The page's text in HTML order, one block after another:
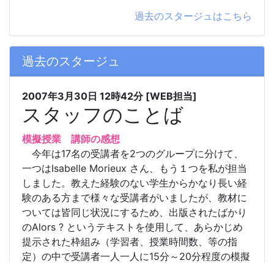
過去のスタージュはこちら
過去のスタージュ
2007年3月30日 12時42分 [WEB担当]
スタッフのことば
模擬授業 講師の感想
今年は17名の受講者を2つのグループに分けて、
一つはIsabelle Morieux さん、もう１つを私が担当
しました。教えた経験のない学生からかなり長い経
験のある方まで様々な受講者がいましたが、教材に
ついては皆同じ状況にするため、出版されたばかり
のAlors ? というテキストを使用して、あらかじめ
提示された枠組み（学習者、授業時間数、等の指
定）の中で受講者一人一人に15分～20分程度の模擬